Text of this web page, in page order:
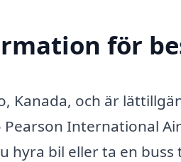
för
Kanada, och är
International
hyra bil eller ta en buss